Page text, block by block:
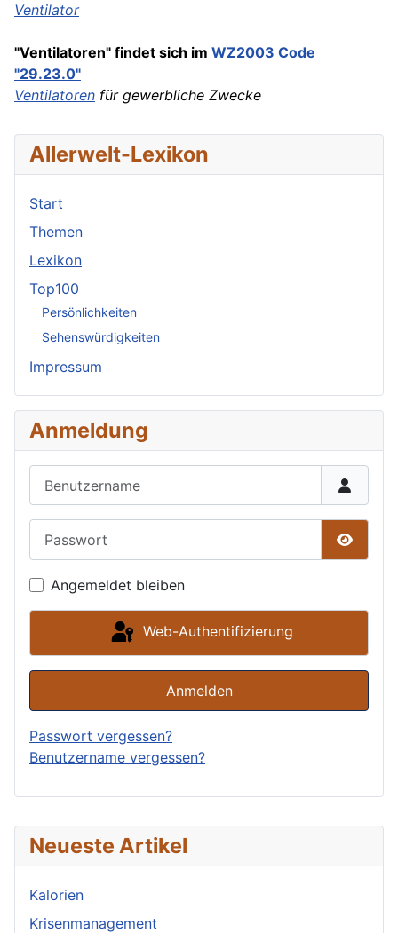
Neueste Artikel
Kalorien
Krisenmanagement
Ventilator
"Ventilatoren" findet sich im WZ2003 Code
"29.23.0"
Ventilatoren für gewerbliche Zwecke
Allerwelt-Lexikon
Start
Themen
Lexikon
Top100
Persönlichkeiten
Sehenswürdigkeiten
Impressum
Anmeldung
Angemeldet bleiben
Web-Authentifizierung
Anmelden
Passwort vergessen?
Benutzername vergessen?